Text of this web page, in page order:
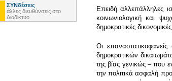
ΣΥΝδέσεις
άλλες διευθύνσεις στο
Διαδίκτυο
Επειδή αλλεπάλληλες
κοινωνιολογική και
δημοκρατικές
Οι
δημοκρατικών
της βίας γενικώς – που
την πολιτικά ασφαλή